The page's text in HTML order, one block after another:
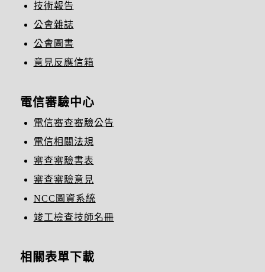
技術報告
公會雜誌
公會圖書
意見反應信箱
電信審驗中心
電信審查審驗公告
電信相關法規
審查審驗書表
審查審驗意見
NCC圖資系統
竣工檢查技師名冊
相關表單下載